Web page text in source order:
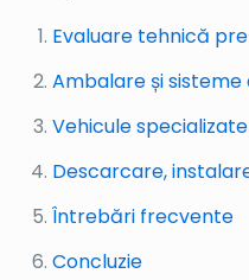
Evaluare tehnică
Ambalare și
Vehicule
Descarcare,
Întrebări frecvente
Concluzie